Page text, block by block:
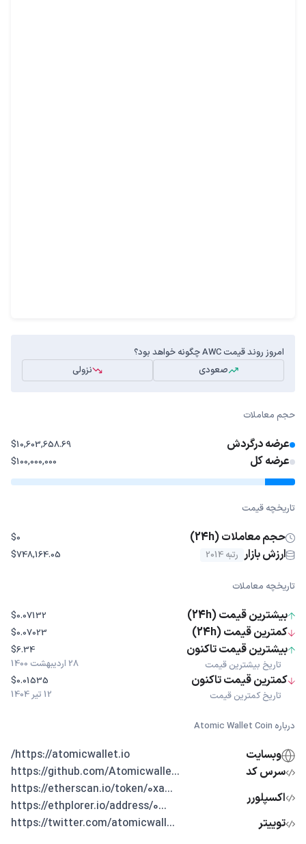
امروز روند قیمت AWC چگونه خواهد بود؟
صعودی
نزولی
حجم معاملات
عرضه درگردش $10,603,658.69
عرضه کل $100,000,000
تاریخچه قیمت
حجم معاملات (24h) $0
ارزش بازار رتبه 2014 $748,164.05
تاریخچه معاملات
بیشترین قیمت (24h) $0.07132
کمترین قیمت (24h) $0.07023
بیشترین قیمت تاکنون
تاریخ بیشترین قیمت
$6.34
28 اردیبهشت 1400
کمترین قیمت تاکنون
تاریخ کمترین قیمت
$0.01535
12 تیر 1404
درباره Atomic Wallet Coin
وبسایت
https://atomicwallet.io/
سرس کد
...https://github.com/Atomicwalle
اکسپلورر
...https://etherscan.io/token/0xa
...https://ethplorer.io/address/0
توییتر
...https://twitter.com/atomicwall